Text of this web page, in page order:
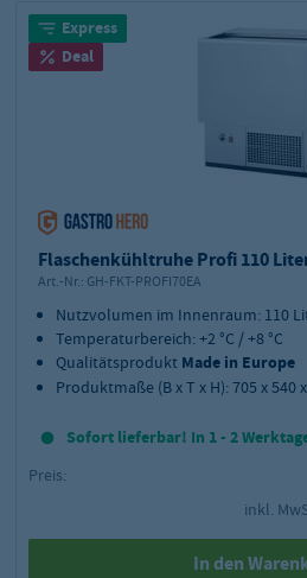
Express
Deal
Flaschenkühltruhe Profi 110
Art.-Nr.: GH-FKT-PROFI70EA
Nutzvolumen im Innenraum: 110
Temperaturbereich: +2 °C / +8 °C
Qualitätsprodukt Made in Europe
Produktmaße (B x T x H): 705 x 540
Sofort lieferbar! In 1 - 2
Preis:
inkl.
In den